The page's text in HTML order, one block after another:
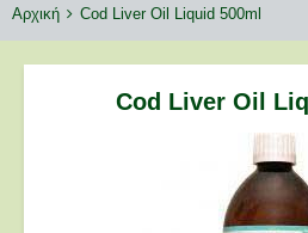
You
are
Αρχική Cod Liver Oil Liquid 500ml
Cod Liver Oil